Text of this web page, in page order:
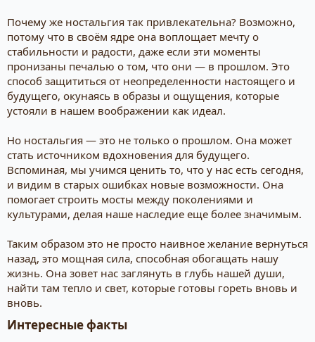
Почему же ностальгия так привлекательна? Возможно,
потому что в своём ядре она воплощает мечту о
стабильности и радости, даже если эти моменты
пронизаны печалью о том, что они — в прошлом. Это
способ защититься от неопределенности настоящего и
будущего, окунаясь в образы и ощущения, которые
устояли в нашем воображении как идеал.
Но ностальгия — это не только о прошлом. Она может
стать источником вдохновения для будущего.
Вспоминая, мы учимся ценить то, что у нас есть сегодня,
и видим в старых ошибках новые возможности. Она
помогает строить мосты между поколениями и
культурами, делая наше наследие еще более значимым.
Таким образом это не просто наивное желание вернуться
назад, это мощная сила, способная обогащать нашу
жизнь. Она зовет нас заглянуть в глубь нашей души,
найти там тепло и свет, которые готовы гореть вновь и
вновь.
Интересные факты​